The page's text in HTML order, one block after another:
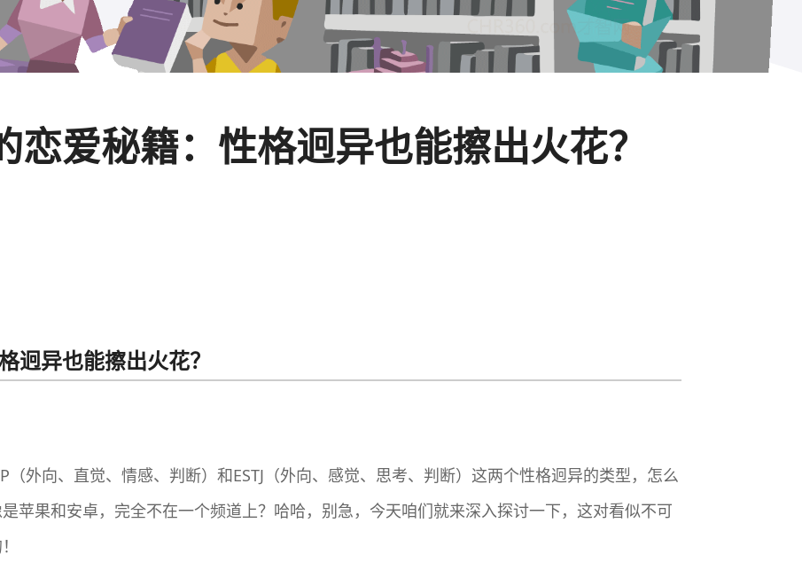
恋爱秘籍：性格迥异也能擦出火花？
迥异也能擦出火花？
外向、直觉、情感、判断）和ESTJ（外向、感觉、思考、判断）这两个性格迥异的类型，怎么
苹果和安卓，完全不在一个频道上？哈哈，别急，今天咱们就来深入探讨一下，这对看似不可